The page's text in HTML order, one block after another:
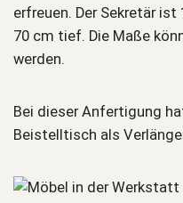
erfreuen. Der Sekretär
70 cm tief. Die Maße
werden.
Bei dieser Anfertigung
Beistelltisch als